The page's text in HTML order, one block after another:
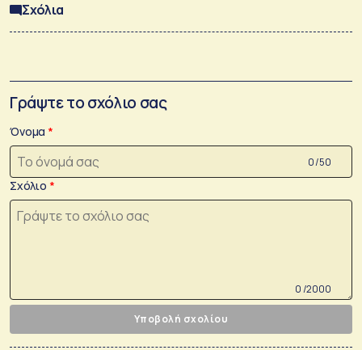
Σχόλια
Γράψτε το σχόλιο σας
Όνομα
0 /50
Σχόλιο
0 /2000
Υποβολή σχολίου